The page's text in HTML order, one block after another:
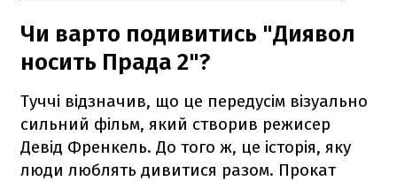
Чи варто подивитись "Диявол
носить Прада 2"?
Туччі відзначив, що це передусім візуально
сильний фільм, який створив режисер
Девід Френкель. До того ж, це історія, яку
люди люблять дивитися разом. Прокат